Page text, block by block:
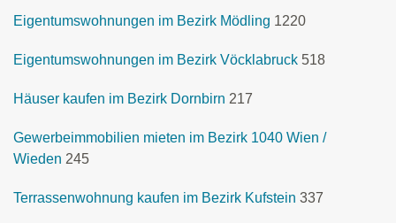
Eigentumswohnungen im Bezirk Mödling 1220
Eigentumswohnungen im Bezirk Vöcklabruck 518
Häuser kaufen im Bezirk Dornbirn 217
Gewerbeimmobilien mieten im Bezirk 1040 Wien /
Wieden 245
Terrassenwohnung kaufen im Bezirk Kufstein 337